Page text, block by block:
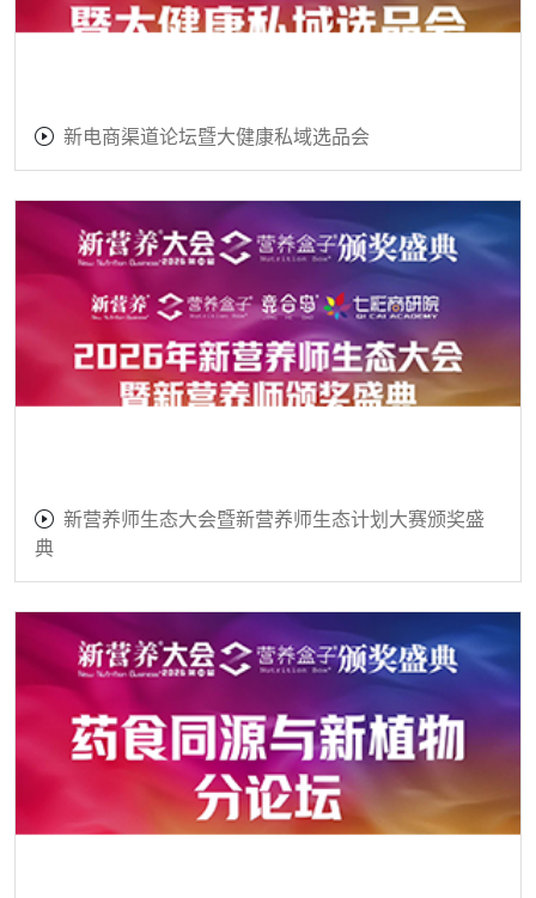
新电商渠道论坛暨大健康私域选品会
新营养师生态大会暨新营养师生态计划大赛颁奖盛
典